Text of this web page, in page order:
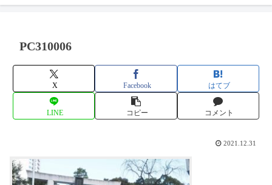
PC310006
X Facebook はてブ
LINE コピー コメント
2021.12.31